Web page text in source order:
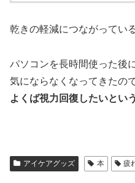
乾きの軽減につながってい
パソコンを長時間使った後
気にならなくなってきたので
よくば視力回復したいとい
アイケアグッズ 本 疲